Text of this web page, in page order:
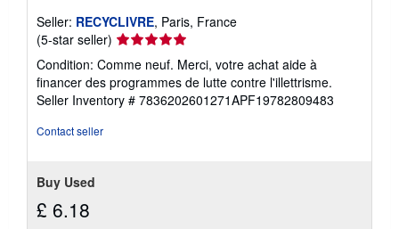
Seller: RECYCLIVRE, Paris, France
(5-star seller) Seller
5
out
of
Condition: Comme neuf. Merci, votre achat aide à
financer des programmes de lutte contre l'illettrisme.
Seller Inventory # 7836202601271APF19782809483
Contact seller
Buy Used
£ 6.18